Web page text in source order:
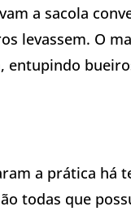
a sacola
levassem. O
entupindo
a prática há
todas que